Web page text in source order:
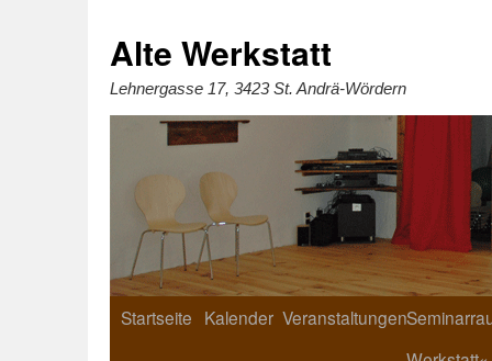
Alte Werkstatt
Lehnergasse 17, 3423 St. Andrä-Wördern
Startseite Kalender Veranstaltungen